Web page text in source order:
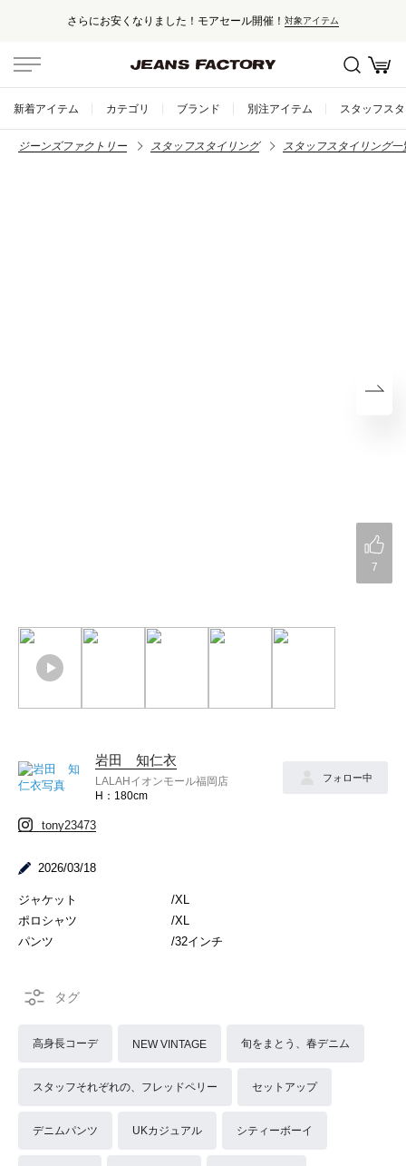
さらにお安くなりました！モアセール開催！ 対象アイテム
新着アイテム カテゴリ ブランド 別注アイテム スタッフス
ジーンズファクトリー スタッフスタイリング スタッフスタイリング一
7
岩田 知仁衣
LALAHイオンモール福岡店
180cm
フォロー中
tony23473
2026/03/18
ジャケット /XL
ポロシャツ /XL
パンツ /32インチ
高身長コーデ NEW VINTAGE 旬をまとう、春デニム
スタッフそれぞれの、フレッドペリー セットアップ
デニムパンツ UKカジュアル シティーボーイ